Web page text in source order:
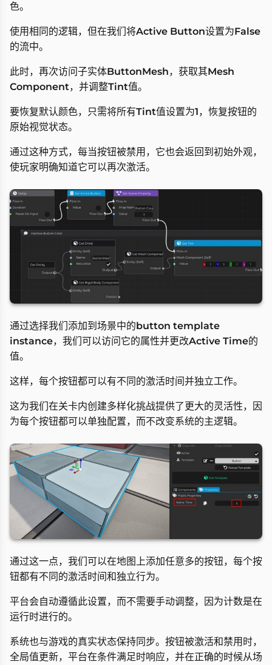
色。
使用相同的逻辑，但在我们将Active Button设置为False
的流中。
此时，再次访问子实体ButtonMesh，获取其Mesh
Component，并调整Tint值。
要恢复默认颜色，只需将所有Tint值设置为1，恢复按钮的
原始视觉状态。
通过这种方式，每当按钮被禁用，它也会返回到初始外观，
使玩家明确知道它可以再次激活。
通过选择我们添加到场景中的button template
instance，我们可以访问它的属性并更改Active Time的
值。
这样，每个按钮都可以有不同的激活时间并独立工作。
这为我们在关卡内创建多样化挑战提供了更大的灵活性，因
为每个按钮都可以单独配置，而不改变系统的主逻辑。
通过这一点，我们可以在地图上添加任意多的按钮，每个按
钮都有不同的激活时间和独立行为。
平台会自动遵循此设置，而不需要手动调整，因为计数是在
运行时进行的。
系统也与游戏的真实状态保持同步。按钮被激活和禁用时，
全局值更新，平台在条件满足时响应，并在正确的时候从场